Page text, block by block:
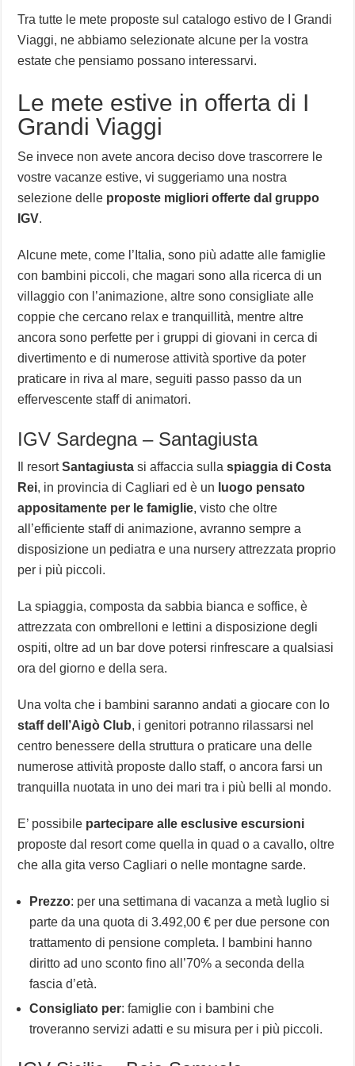
Tra tutte le mete proposte sul catalogo estivo de I Grandi
Viaggi, ne abbiamo selezionate alcune per la vostra
estate che pensiamo possano interessarvi.
Le mete estive in offerta di I
Grandi Viaggi
Se invece non avete ancora deciso dove trascorrere le
vostre vacanze estive, vi suggeriamo una nostra
selezione delle proposte migliori offerte dal gruppo
IGV.
Alcune mete, come l’Italia, sono più adatte alle famiglie
con bambini piccoli, che magari sono alla ricerca di un
villaggio con l’animazione, altre sono consigliate alle
coppie che cercano relax e tranquillità, mentre altre
ancora sono perfette per i gruppi di giovani in cerca di
divertimento e di numerose attività sportive da poter
praticare in riva al mare, seguiti passo passo da un
effervescente staff di animatori.
IGV Sardegna – Santagiusta
Il resortSantagiusta si affaccia sullaspiaggia di Costa
Rei, in provincia di Cagliari ed è un luogo pensato
appositamente per le famiglie, visto che oltre
all’efficiente staff di animazione, avranno sempre a
disposizione un pediatra e una nursery attrezzata proprio
per i più piccoli.
La spiaggia, composta da sabbia bianca e soffice, è
attrezzata con ombrelloni e lettini a disposizione degli
ospiti, oltre ad un bar dove potersi rinfrescare a qualsiasi
ora del giorno e della sera.
Una volta che i bambini saranno andati a giocare con lo
staff dell’Aigò Club, i genitori potranno rilassarsi nel
centro benessere della struttura o praticare una delle
numerose attività proposte dallo staff, o ancora farsi un
tranquilla nuotata in uno dei mari tra i più belli al mondo.
E’ possibile partecipare alle esclusive escursioni
proposte dal resort come quella in quad o a cavallo, oltre
che alla gita verso Cagliari o nelle montagne sarde.
Prezzo: per una settimana di vacanza a metà luglio si
parte da una quota di 3.492,00 € per due persone con
trattamento di pensione completa. I bambini hanno
diritto ad uno sconto fino all’70% a seconda della
fascia d’età.
Consigliato per: famiglie con i bambini che
troveranno servizi adatti e su misura per i più piccoli.